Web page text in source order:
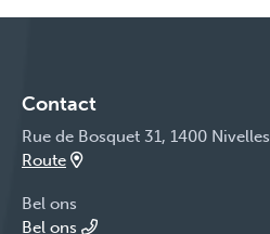
Contact
Rue de Bosquet 31, 1400 Nivelles
Route
Bel ons
Bel ons